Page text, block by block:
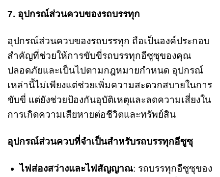
7. อุปกรณ์ส่วนควบของรถบรรทุก
อุปกรณ์ส่วนควบของรถบรรทุก ถือเป็นองค์ประกอบ
สำคัญที่ช่วยให้การขับขี่รถบรรทุกอีซูซุของคุณ
ปลอดภัยและเป็นไปตามกฎหมายกำหนด อุปกรณ์
เหล่านี้ไม่เพียงแต่ช่วยเพิ่มความสะดวกสบายในการ
ขับขี่ แต่ยังช่วยป้องกันอุบัติเหตุและลดความเสี่ยงใน
การเกิดความเสียหายต่อชีวิตและทรัพย์สิน
อุปกรณ์ส่วนควบที่จำเป็นสำหรับรถบรรทุกอีซูซุ
ไฟส่องสว่างและไฟสัญญาณ: รถบรรทุกอีซูซุของ